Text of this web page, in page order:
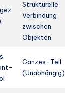
Strukturelle
Verbindung
zwischen
Objekten
Ganzes-Teil
(Unabhängig)